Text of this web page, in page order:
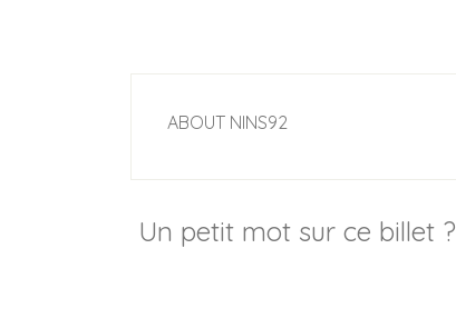
ABOUT NINS92
Un petit mot sur ce billet ?